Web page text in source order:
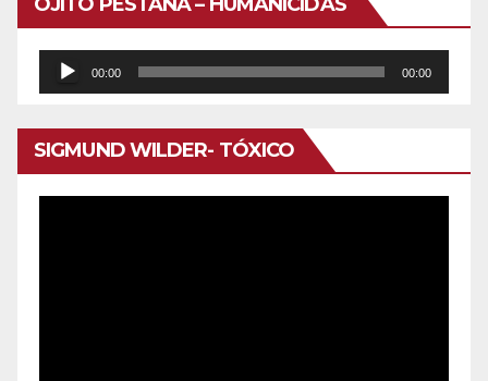
OJITO PESTAÑA – HUMANICIDAS
Reproductor
de
audio
00:00 00:00
SIGMUND WILDER- TÓXICO